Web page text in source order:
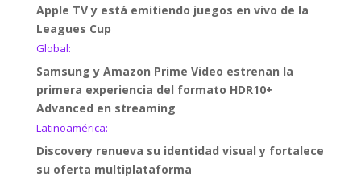
Apple TV y está emitiendo juegos en vivo de la
Leagues Cup
Global:
Samsung y Amazon Prime Video estrenan la
primera experiencia del formato HDR10+
Advanced en streaming
Latinoamérica:
Discovery renueva su identidad visual y fortalece
su oferta multiplataforma